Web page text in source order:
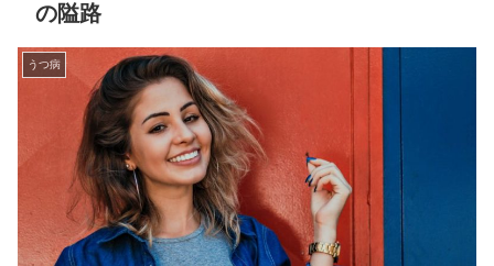
の隘路
うつ病